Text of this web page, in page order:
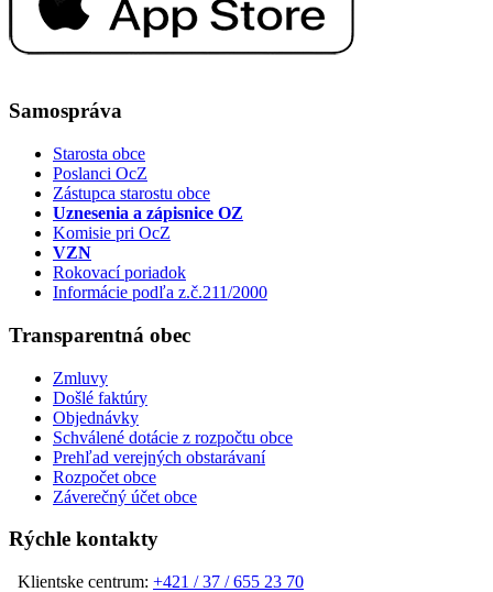
Samospráva
Starosta obce
Poslanci OcZ
Zástupca starostu obce
Uznesenia a zápisnice OZ
Komisie pri OcZ
VZN
Rokovací poriadok
Informácie podľa z.č.211/2000
Transparentná obec
Zmluvy
Došlé faktúry
Objednávky
Schválené dotácie z rozpočtu obce
Prehľad verejných obstarávaní
Rozpočet obce
Záverečný účet obce
Rýchle kontakty
Klientske centrum: +421 / 37 / 655 23 70